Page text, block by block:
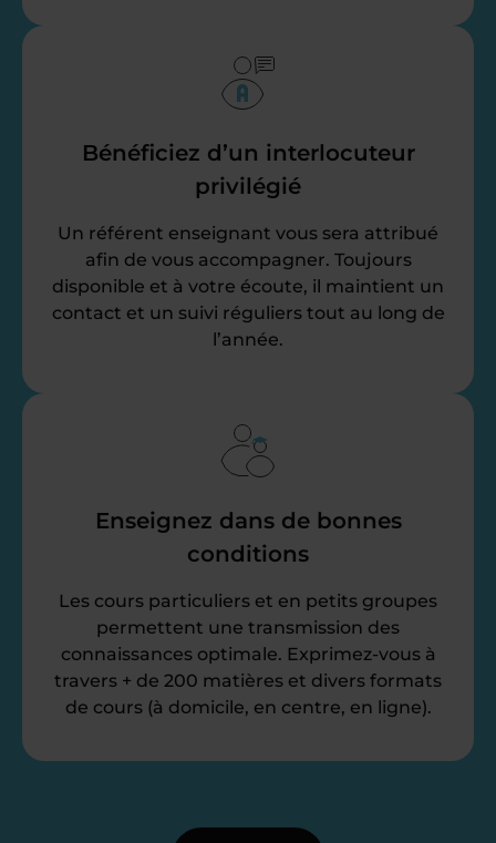
Bénéficiez d’un interlocuteur
privilégié
Un référent enseignant vous sera attribué
afin de vous accompagner. Toujours
disponible et à votre écoute, il maintient un
contact et un suivi réguliers tout au long de
l’année.
Enseignez dans de bonnes
conditions
Les cours particuliers et en petits groupes
permettent une transmission des
connaissances optimale. Exprimez-vous à
travers + de 200 matières et divers formats
de cours (à domicile, en centre, en ligne).